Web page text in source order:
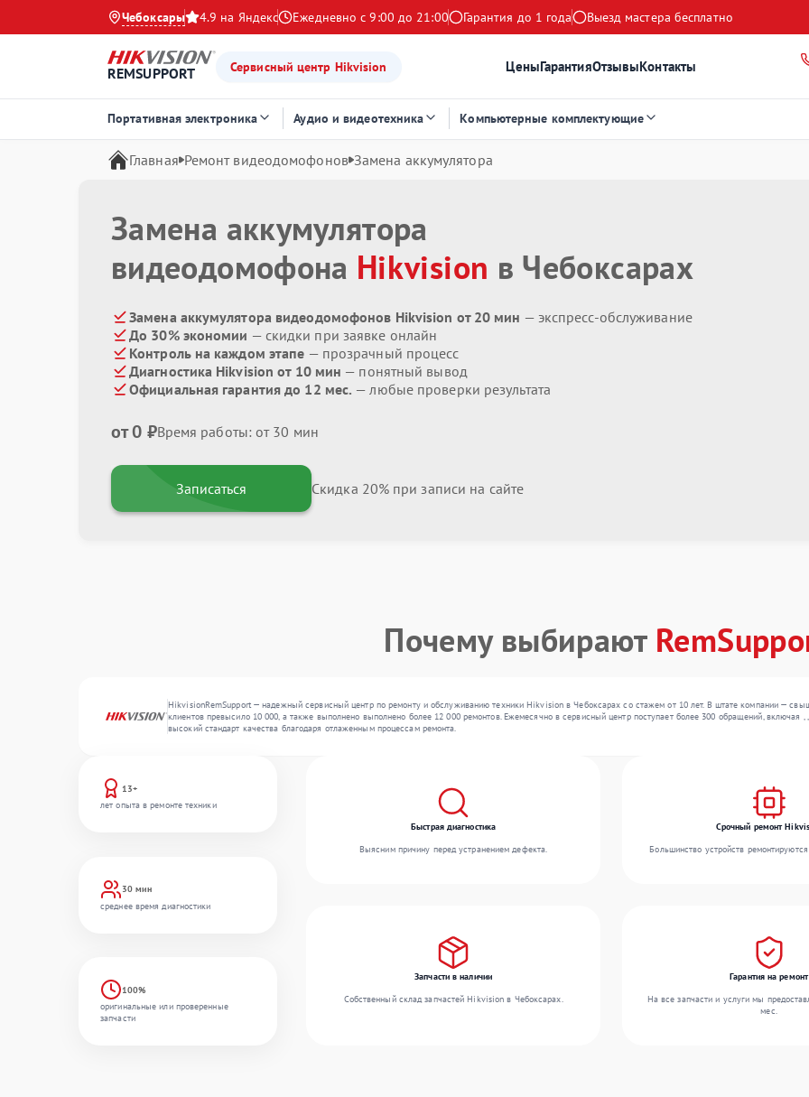
Чебоксары 4.9 на Яндекс Ежедневно с 9:00 до 21:00 Гарантия до 1 года Выезд мастера бесплатно
REMSUPPORT Сервисный центр Hikvision ЦеныГарантияОтзывыКонтакты
Портативная электроника Аудио и видеотехника Компьютерные комплектующие
Главная Ремонт видеодомофонов Замена аккумулятора
Замена аккумулятора
видеодомофона Hikvision в Чебоксарах
Замена аккумулятора видеодомофонов Hikvision от 20 мин — экспресс-обслуживание
До 30% экономии — скидки при заявке онлайн
Контроль на каждом этапе — прозрачный процесс
Диагностика Hikvision от 10 мин — понятный вывод
Официальная гарантия до 12 мес. — любые проверки результата
от 0 ₽Время работы: от 30 мин
Записаться Скидка 20% при записи на сайте
Почему выбирают
HikvisionRemSupport — надежный сервисный центр по ремонту и обслуживанию техники Hikvision в Чебоксарах со стажем от 10 лет. В штате компании —
клиентов превысило 10 000, а также выполнено выполнено более 12 000 ремонтов. Ежемесячно в сервисный центр поступает более 300 обращений,
высокий стандарт качества благодаря отлаженным процессам ремонта.
13+
лет опыта в ремонте техники
30 мин
среднее время диагностики
100%
оригинальные или проверенные
запчасти
Быстрая диагностика
Выясним причину перед устранением дефекта.
Срочный ремонт
Большинство устройств
Запчасти в наличии
Собственный склад запчастей Hikvision в Чебоксарах.
Гарантия на ремонт
На все запчасти и услуги мы
мес.